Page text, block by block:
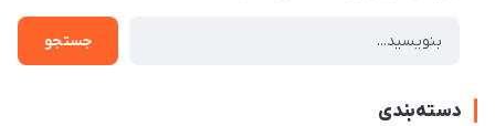
جستجو
دسته‌بندی